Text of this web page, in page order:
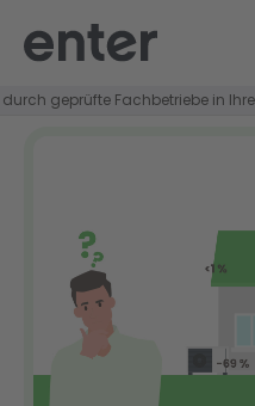
Fachbetriebe in Ihrer